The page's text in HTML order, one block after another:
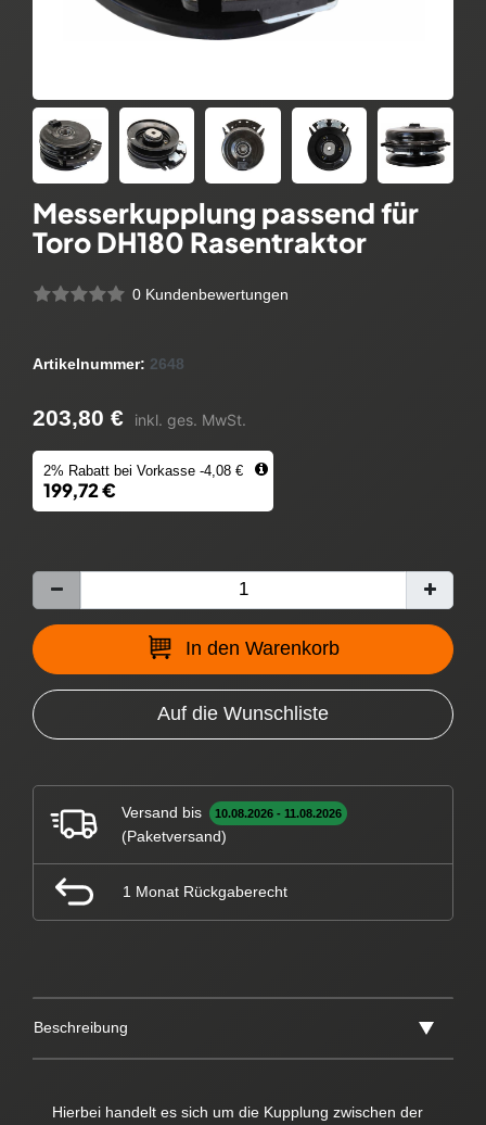
Messerkupplung passend für
Toro DH180 Rasentraktor
0 Kundenbewertungen
Artikelnummer: 2648
203,80 € inkl. ges. MwSt.
2% Rabatt bei Vorkasse -4,08 €
199,72 €
In den Warenkorb
Auf die Wunschliste
Versand bis 10.08.2026 - 11.08.2026
(Paketversand)
1 Monat Rückgaberecht
Beschreibung
Hierbei handelt es sich um die Kupplung zwischen der